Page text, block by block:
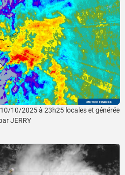
10/2025 à 23h25 locales et générée
JERRY